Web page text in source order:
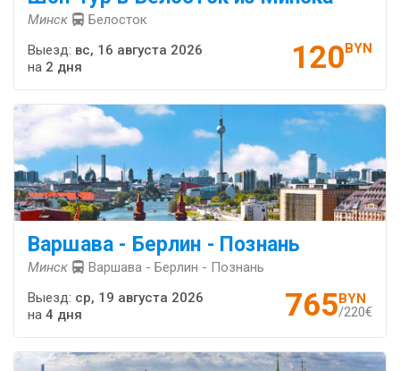
Минск Белосток
120BYN
Выезд: вс, 16 августа 2026
на 2 дня
Варшава - Берлин - Познань
Минск Варшава - Берлин - Познань
765BYN
/220€
Выезд: ср, 19 августа 2026
на 4 дня